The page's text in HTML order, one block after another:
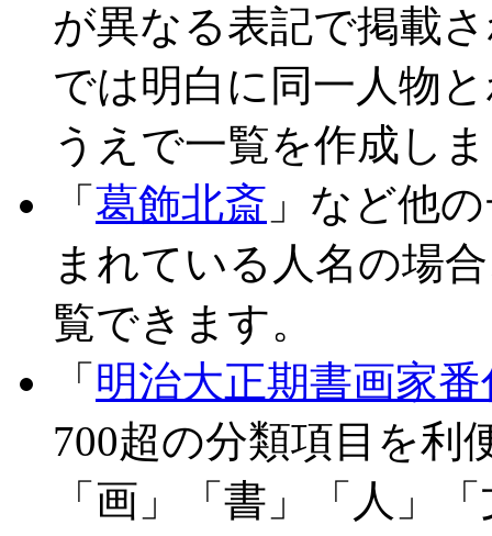
が異なる表記で掲載
では明白に同一人物
うえで一覧を作成し
「 葛飾北斎 」など他
まれている人名の場
覧できます。
「 明治大正期書画家
700超の分類項目を利
「画」「書」「人」